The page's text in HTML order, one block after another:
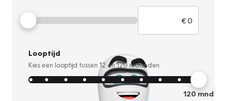
Looptijd
Kies een looptijd tussen 12 en120 maanden
120mnd